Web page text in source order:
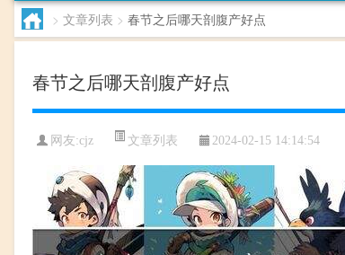
> 文章列表 > 春节之后哪天剖腹产好点
春节之后哪天剖腹产好点
网友:cjz 文章列表 2024-02-15 14:14:54